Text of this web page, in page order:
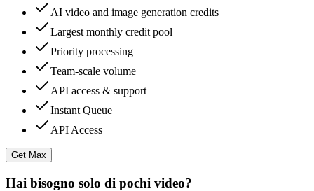
AI video and image generation credits
Largest monthly credit pool
Priority processing
Team-scale volume
API access & support
Instant Queue
API Access
Get Max
Hai bisogno solo di pochi video?